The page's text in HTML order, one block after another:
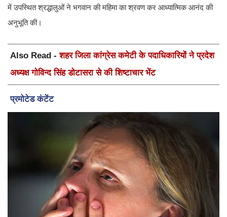
में उपस्थित श्रद्धालुओं ने भगवान की महिमा का श्रवण कर आध्यात्मिक आनंद की
अनुभूति की।
Also Read -शहर जिला कांग्रेस कमेटी के पदाधिकारियों ने प्रदेश
अध्यक्ष गोविन्द सिंह डोटासरा से की शिष्टाचार भेंट